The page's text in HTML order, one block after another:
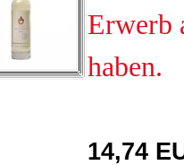
Erwerb
haben.
14,74